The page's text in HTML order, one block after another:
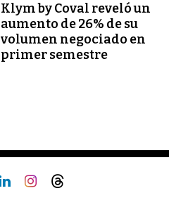
Klym by Coval reveló un
aumento de 26% de su
volumen negociado en
primer semestre